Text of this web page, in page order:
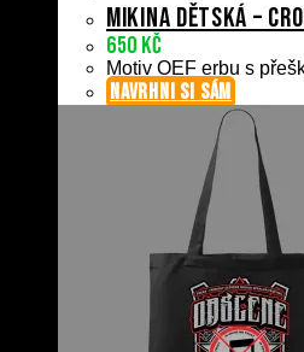
Mikina dětská –
650 Kč
Motiv OEF erbu s
NAVRHNI SI SÁM